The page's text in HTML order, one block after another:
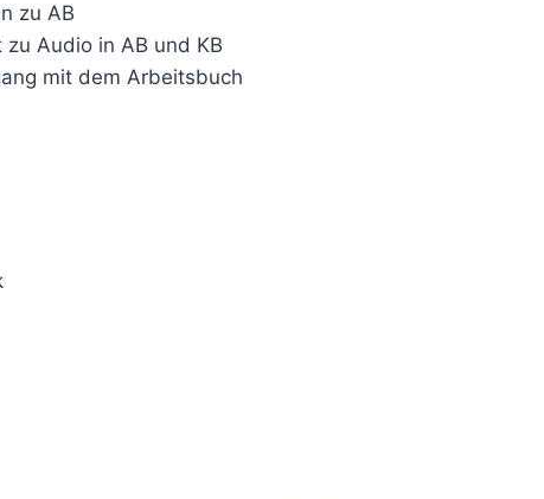
zu AB
zu Audio in AB und KB
mit dem Arbeitsbuch